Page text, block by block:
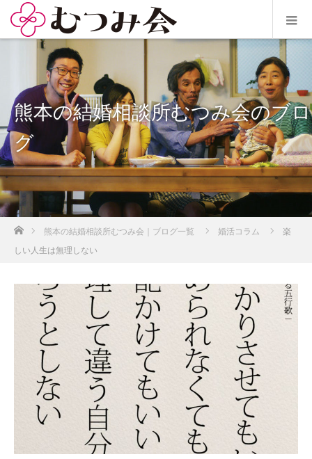
熊本の結婚相談所むつみ会のブロ
グ
ホーム熊本の結婚相談所むつみ会｜ブログ一覧 婚活コラム
楽
しい人生は無理しない